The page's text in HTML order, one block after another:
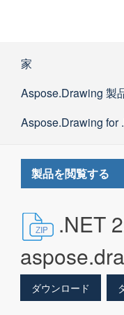
家
Aspose.Drawing 製
Aspose.Drawing for
製品を閲覧する
.NET
ダウンロード